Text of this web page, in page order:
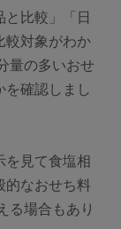
と比較」「日
較対象がわか
量の多いおせ
を確認しまし
を見て食塩相
的なおせち料
る場合もあり